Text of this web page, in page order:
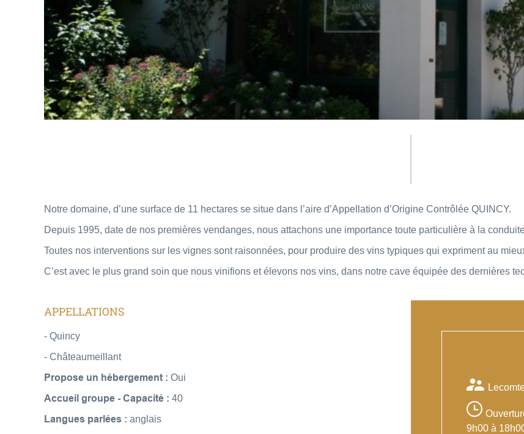
Notre domaine, d’une surface de 11 hectares se situe dans l’aire d’Appellation d’Origine Contrôlée QUINCY.
Depuis 1995, date de nos premières vendanges, nous attachons une importance toute particulière à la
Toutes nos interventions sur les vignes sont raisonnées, pour produire des vins typiques qui expriment au
C’est avec le plus grand soin que nous vinifions et élevons nos vins, dans notre cave équipée des dernières
APPELLATIONS
- Quincy
- Châteaumeillant
Propose un hébergement : Oui
Accueil groupe - Capacité : 40
Langues parlées : anglais
9h00 à